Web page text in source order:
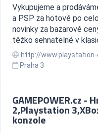
Vykupujeme a
a PSP za hotové po
novinky za bazarové
těžko sehnatelné v
http://
Praha 3
GAMEPOWER.cz
2,Playstation
konzole